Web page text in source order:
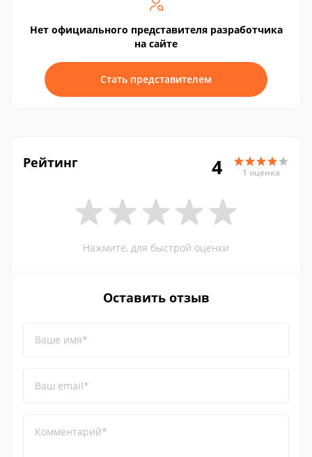
Нет официального представителя разработчика
на сайте
Стать представителем
Рейтинг 4 1 оценка
Нажмите, для быстрой оценки
Оставить отзыв
Ваше имя*
Ваш email*
Комментарий*